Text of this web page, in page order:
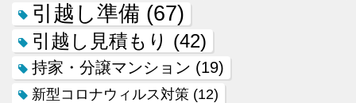
引越し準備 (67)
引越し見積もり (42)
持家・分譲マンション (19)
新型コロナウィルス対策 (12)